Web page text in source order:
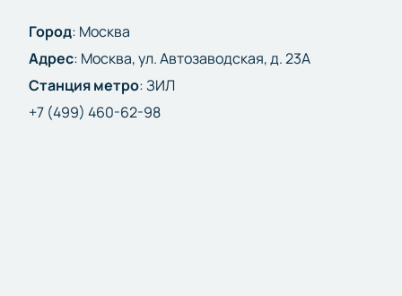
Город: Москва
Адрес: Москва, ул. Автозаводская, д. 23А
Станция метро:ЗИЛ
+7 (499) 460-62-98